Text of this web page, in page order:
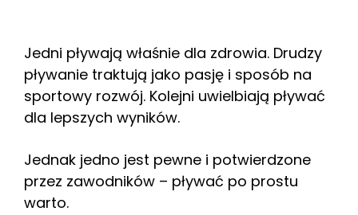
Jedni pływają właśnie dla zdrowia. Drudzy
pływanie traktują jako pasję i sposób na
sportowy rozwój. Kolejni uwielbiają pływać
dla lepszych wyników.
Jednak jedno jest pewne i potwierdzone
przez zawodników – pływać po prostu
warto.